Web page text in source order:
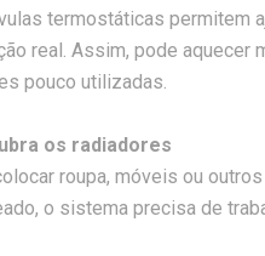
termostáticas permitem
real. Assim, pode aquecer
pouco utilizadas.
os radiadores
roupa, móveis ou
o sistema precisa de